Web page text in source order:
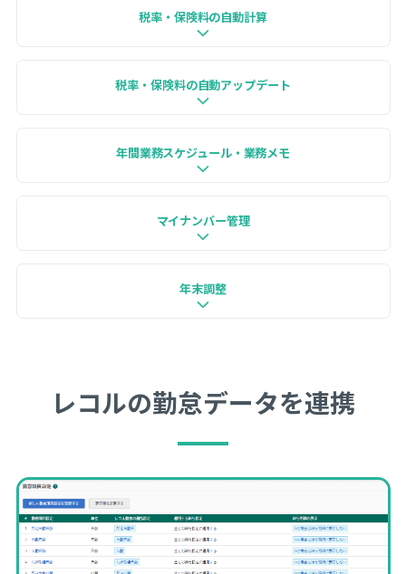
税率・保険料の自動計算
税率・保険料の自動アップデート
年間業務スケジュール・業務メモ
マイナンバー管理
年末調整
レコルの勤怠データを連携